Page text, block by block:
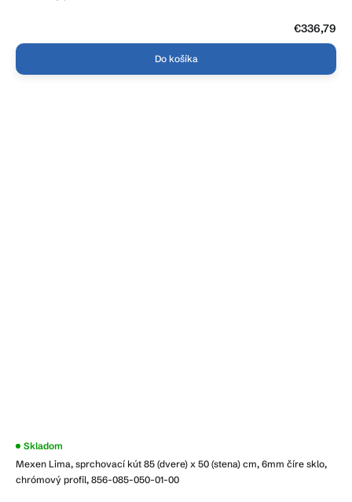
€336,79
Do košíka
Mexen Lima, sprchovací kút 85 (dvere) x 50 (stena) cm, 6mm číre sklo,
chrómový profil, 856-085-050-01-00
Skladom